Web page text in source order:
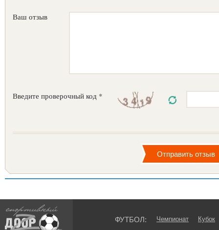
Ваш отзыв
Введите проверочный код *
ФУТБОЛ: Чемпионат Кубок